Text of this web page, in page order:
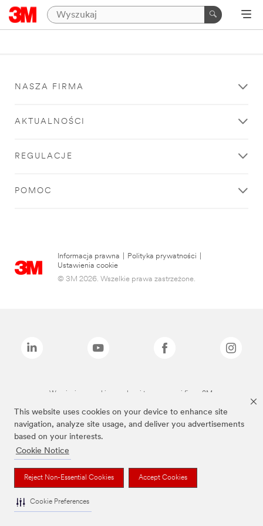
This website uses cookies on your device to enhance site
navigation, analyze site usage, and deliver you advertisements
based on your interests.
Cookie Notice
Reject Non-Essential Cookies Accept Cookies
Cookie Preferences
NASZA FIRMA
AKTUALNOŚCI
REGULACJE
POMOC
Informacja prawna Polityka prywatności
Ustawienia cookie
© 3M 2026. Wszelkie prawa zastrzeżone.
Wymienione marki są znakami towarowymi firmy 3M.